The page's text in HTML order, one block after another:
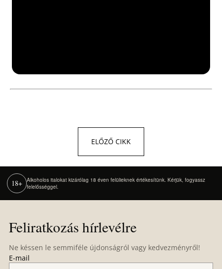
ELŐZŐ CIKK
18+
Alkoholos italokat kizárólag 18 éven felülieknek értékesítünk. Kérjük, fogyassz
felelősséggel.
Feliratkozás hírlevélre
Ne késsen le semmiféle újdonságról vagy kedvezményről!
E-mail